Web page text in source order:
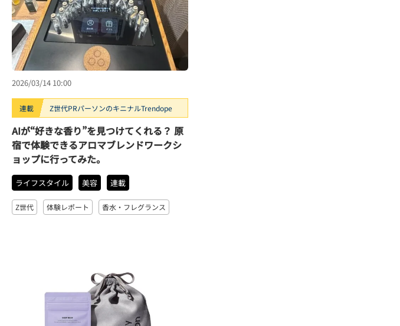
2026/03/14 10:00
連載 Z世代PRパーソンのキニナルTrendope
AIが“好きな香り”を見つけてくれる？ 原
宿で体験できるアロマブレンドワークシ
ョップに行ってみた。
ライフスタイル 美容 連載
Z世代 体験レポート 香水・フレグランス